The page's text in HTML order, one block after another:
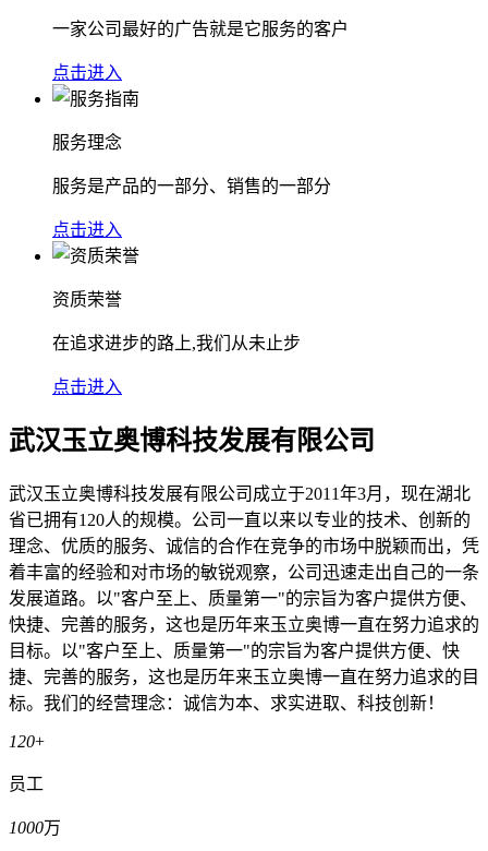
一家公司最好的广告就是它服务的客户
点击进入
服务理念
服务是产品的一部分、销售的一部分
点击进入
资质荣誉
在追求进步的路上,我们从未止步
点击进入
武汉玉立奥博科技发展有限公司
武汉玉立奥博科技发展有限公司成立于2011年3月，现在湖北
省已拥有120人的规模。公司一直以来以专业的技术、创新的
理念、优质的服务、诚信的合作在竞争的市场中脱颖而出，凭
着丰富的经验和对市场的敏锐观察，公司迅速走出自己的一条
发展道路。以"客户至上、质量第一"的宗旨为客户提供方便、
快捷、完善的服务，这也是历年来玉立奥博一直在努力追求的
目标。以"客户至上、质量第一"的宗旨为客户提供方便、快
捷、完善的服务，这也是历年来玉立奥博一直在努力追求的目
标。我们的经营理念：诚信为本、求实进取、科技创新！
120+
员工
1000万